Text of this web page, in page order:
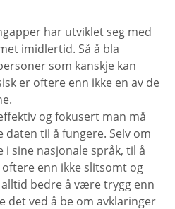
har utviklet seg med
imidlertid. Så å bla
som kanskje kan
er oftere enn ikke en av de
og fokusert man må
til å fungere. Selv om
sine nasjonale språk, til å
enn ikke slitsomt og
bedre å være trygg enn
det ved å be om avklaringer